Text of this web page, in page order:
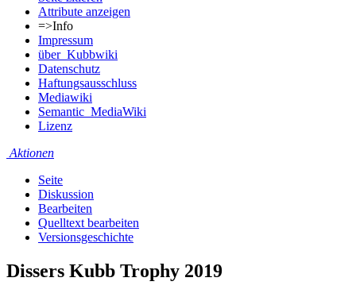
Attribute anzeigen
=>Info
Impressum
über_Kubbwiki
Datenschutz
Haftungsausschluss
Mediawiki
Semantic_MediaWiki
Lizenz
Aktionen
Seite
Diskussion
Bearbeiten
Quelltext bearbeiten
Versionsgeschichte
Dissers Kubb Trophy 2019